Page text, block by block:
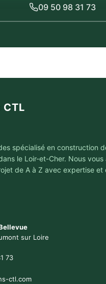
09 50 98 31 73
CTL
spécialisé en construction
le Loir-et-Cher. Nous
de A à Z avec expertise et
sur Loire
73
ctl.com